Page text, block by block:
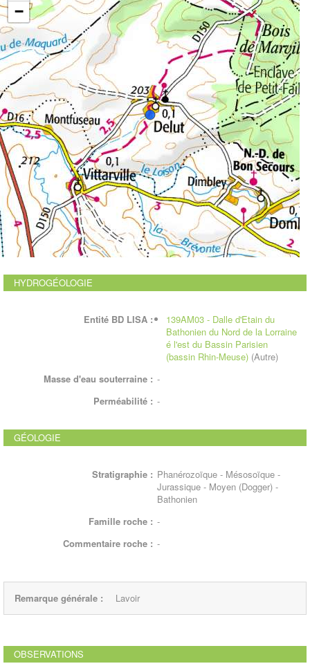
−
HYDROGÉOLOGIE
Entité BD LISA :
139AM03 - Dalle d'Etain du
Bathonien du Nord de la Lorraine
é l'est du Bassin Parisien
(bassin Rhin-Meuse) (Autre)
Masse d'eau souterraine : -
Perméabilité : -
GÉOLOGIE
Stratigraphie : Phanérozoïque - Mésosoïque -
Jurassique - Moyen (Dogger) -
Bathonien
Famille roche : -
Commentaire roche : -
Remarque générale : Lavoir
OBSERVATIONS